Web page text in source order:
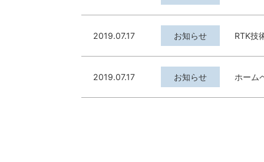
2019.07.17 お知らせ RTK技
2019.07.17 お知らせ ホーム